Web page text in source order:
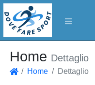
Home Dettaglio
Home Dettaglio